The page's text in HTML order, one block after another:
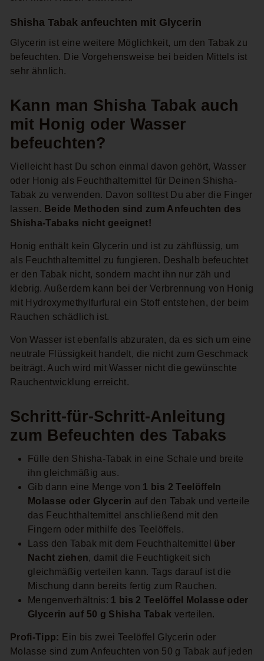
Shisha Tabak anfeuchten mit Glycerin
Glycerin ist eine weitere Möglichkeit, um den Tabak zu
befeuchten. Die Vorgehensweise bei beiden Mittels ist
sehr ähnlich.
Kann man Shisha Tabak auch
mit Honig oder Wasser
befeuchten?
Vielleicht hast Du schon einmal davon gehört, Wasser
oder Honig als Feuchthaltemittel für Deinen Shisha-
Tabak zu verwenden. Davon solltest Du aber die Finger
lassen. Beide Methoden sind zum Anfeuchten des
Shisha-Tabaks nicht geeignet!
Honig enthält kein Glycerin und ist zu zähflüssig, um
als Feuchthaltemittel zu fungieren. Deshalb befeuchtet
er den Tabak nicht, sondern macht ihn nur zäh und
klebrig. Außerdem kann bei der Verbrennung von Honig
mit Hydroxymethylfurfural ein Stoff entstehen, der beim
Rauchen schädlich ist.
Von Wasser ist ebenfalls abzuraten, da es sich um eine
neutrale Flüssigkeit handelt, die nicht zum Geschmack
beiträgt. Auch wird mit Wasser nicht die gewünschte
Rauchentwicklung erreicht.
Schritt-für-Schritt-Anleitung
zum Befeuchten des Tabaks
Fülle den Shisha-Tabak in eine Schale und breite
ihn gleichmäßig aus.
Gib dann eine Menge von 1 bis 2 Teelöffeln
Molasse oder Glycerin auf den Tabak und verteile
das Feuchthaltemittel anschließend mit den
Fingern oder mithilfe des Teelöffels.
Lass den Tabak mit dem Feuchthaltemittel
über
Nacht ziehen, damit die Feuchtigkeit sich
gleichmäßig verteilen kann. Tags darauf ist die
Mischung dann bereits fertig zum Rauchen.
Mengenverhältnis: 1 bis 2 Teelöffel Molasse oder
Glycerin auf 50 g Shisha Tabak verteilen.
Profi-Tipp: Ein bis zwei Teelöffel Glycerin oder
Molasse sind zum Anfeuchten von 50 g Tabak auf jeden